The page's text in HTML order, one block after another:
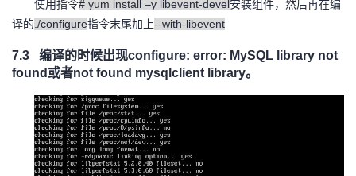
使用指令# yum install –y libevent-devel 安装组件，然后再在编
译的 ./configure指令末尾加上--with-libevent
7.3 编译的时候出现configure: error: MySQL library not
found 或者not found mysqlclient library。